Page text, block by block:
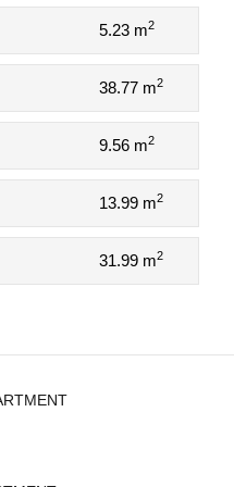
5.23 m2
38.77 m2
9.56 m2
13.99 m2
31.99 m2